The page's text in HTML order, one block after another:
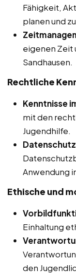
Fähigkeit,
planen und
eigenen Zeit
Sandhausen.
Rechtliche
Kenntnisse
mit den
Jugendhilfe.
Anwendung
Ethische und
Einhaltung
den